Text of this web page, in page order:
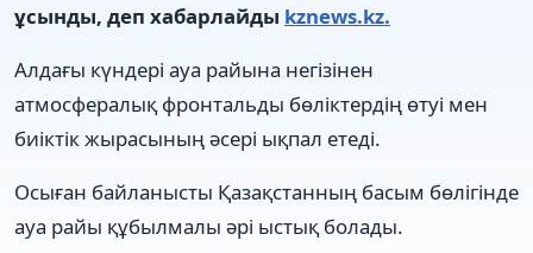
ұсынды, деп хабарлайды kznews.kz.
Алдағы күндері ауа райына негізінен
атмосфералық фронтальды бөліктердің өтуі мен
биіктік жырасының әсері ықпал етеді.
Осыған байланысты Қазақстанның басым бөлігінде
ауа райы құбылмалы әрі ыстық болады.